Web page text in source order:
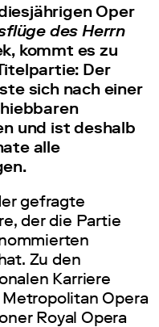
Oper
des Herrn
kommt es zu
Der
sich nach einer
und ist deshalb
alle
gefragte
der die Partie
Zu den
Karriere
Opera
Royal Opera